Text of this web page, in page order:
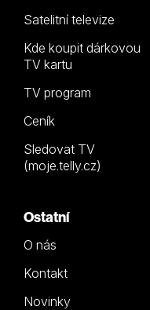
Satelitní televize
Kde koupit dárkovou
TV kartu
TV program
Ceník
Sledovat TV
(moje.telly.cz)
Ostatní
O nás
Kontakt
Novinky